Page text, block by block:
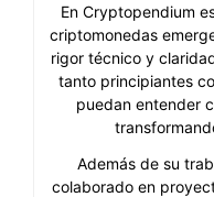
En Cryptopendium
criptomonedas
rigor técnico y
tanto principiantes
puedan entender
Además de su
colaborado en